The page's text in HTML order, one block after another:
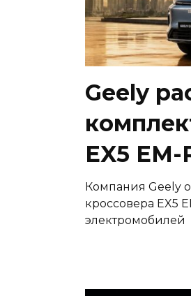
Geely
EX5 EM-
Компания Geely
кроссовера EX5
электромобилей